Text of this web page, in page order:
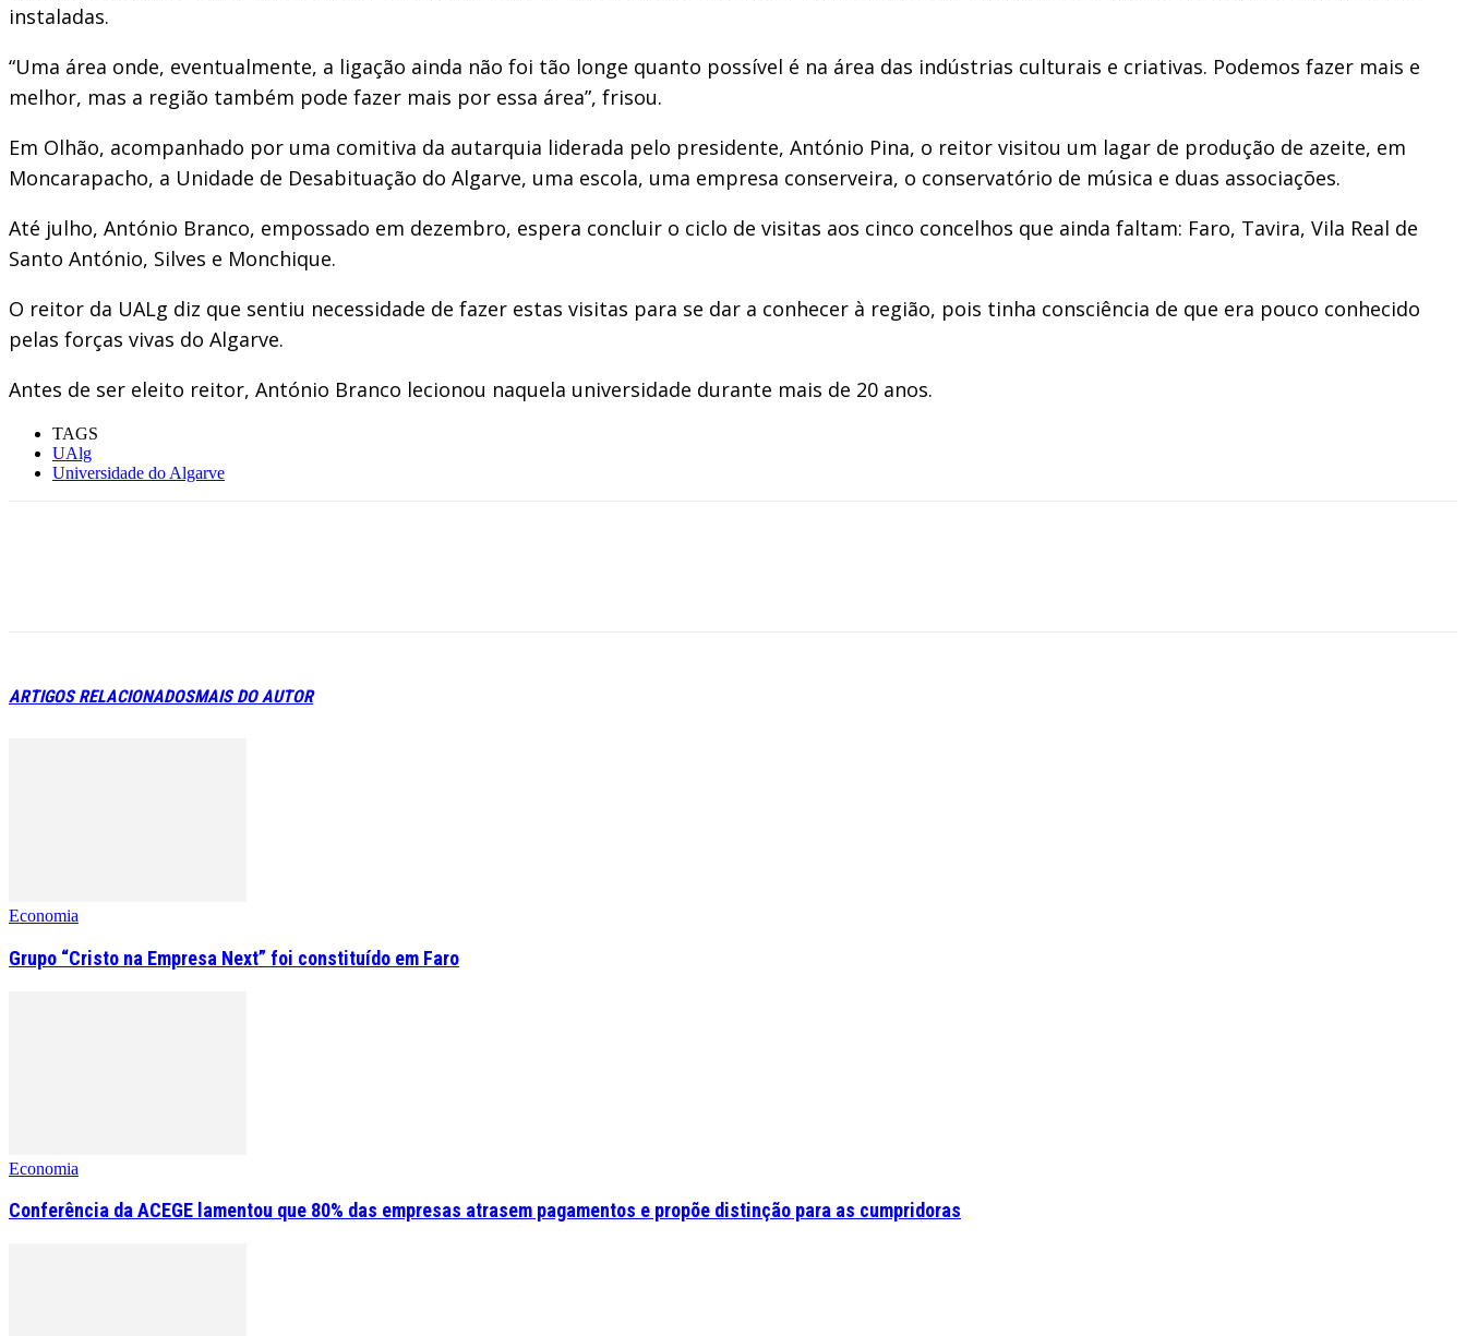
instaladas.
“Uma área onde, eventualmente, a ligação ainda não foi tão longe quanto possível é na área das indústrias culturais e criativas. Podemos fazer mais e
melhor, mas a região também pode fazer mais por essa área”, frisou.
Em Olhão, acompanhado por uma comitiva da autarquia liderada pelo presidente, António Pina, o reitor visitou um lagar de produção de azeite, em
Moncarapacho, a Unidade de Desabituação do Algarve, uma escola, uma empresa conserveira, o conservatório de música e duas associações.
Até julho, António Branco, empossado em dezembro, espera concluir o ciclo de visitas aos cinco concelhos que ainda faltam: Faro, Tavira, Vila Real de
Santo António, Silves e Monchique.
O reitor da UALg diz que sentiu necessidade de fazer estas visitas para se dar a conhecer à região, pois tinha consciência de que era pouco conhecido
pelas forças vivas do Algarve.
Antes de ser eleito reitor, António Branco lecionou naquela universidade durante mais de 20 anos.
TAGS
UAlg
Universidade do Algarve
ARTIGOS RELACIONADOSMAIS DO AUTOR
Economia
Grupo “Cristo na Empresa Next” foi constituído em Faro
Economia
Conferência da ACEGE lamentou que 80% das empresas atrasem pagamentos e propõe distinção para as cumpridoras